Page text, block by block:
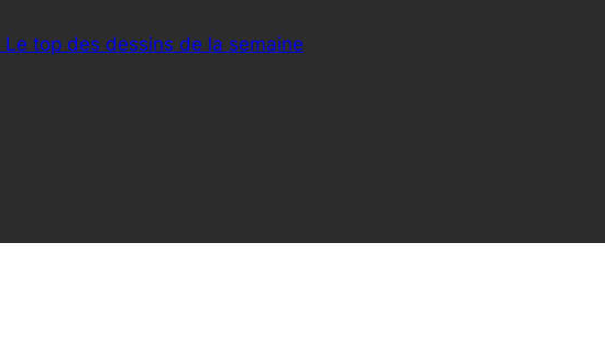
Le top des dessins de la semaine